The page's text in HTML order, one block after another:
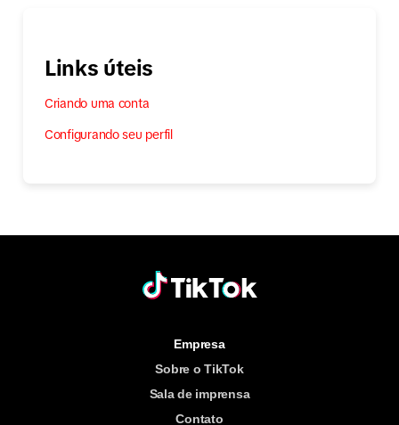
Links úteis
Criando uma conta
Configurando seu perfil
Empresa
Sobre o TikTok
Sala de imprensa
Contato